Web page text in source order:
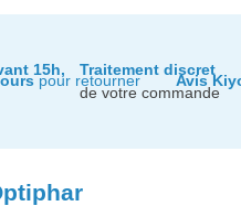
15h,
pour retourner
Traitement discret
de votre commande
Avis